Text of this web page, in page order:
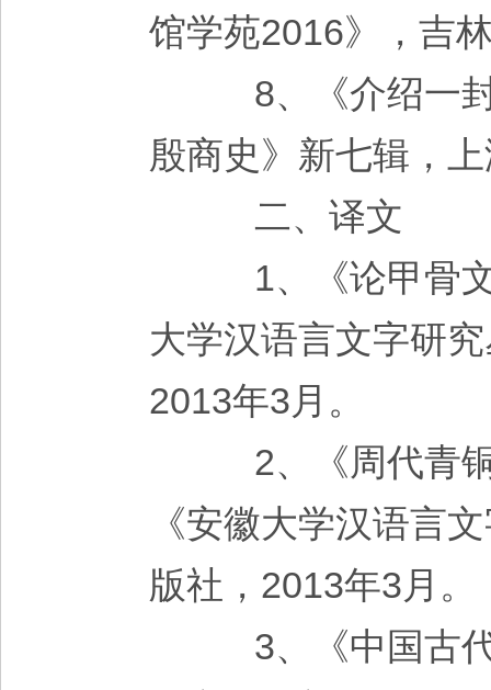
馆学苑2016》，吉
8、《介绍一封
殷商史》新七辑，
二、译文
1、《论甲骨文
大学汉语言文字研
2013年3月。
2、《周代青铜
《安徽大学汉语言
版社，2013年3月。
3、《中国古代